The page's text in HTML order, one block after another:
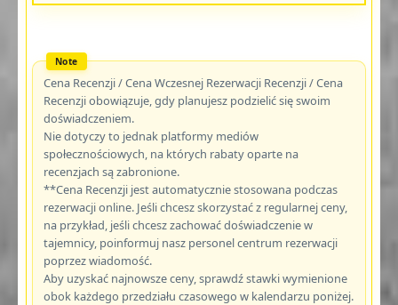
Cena Recenzji / Cena Wczesnej Rezerwacji Recenzji / Cena
Recenzji obowiązuje, gdy planujesz podzielić się swoim
doświadczeniem.
Nie dotyczy to jednak platformy mediów
społecznościowych, na których rabaty oparte na
recenzjach są zabronione.
**Cena Recenzji jest automatycznie stosowana podczas
rezerwacji online. Jeśli chcesz skorzystać z regularnej ceny,
na przykład, jeśli chcesz zachować doświadczenie w
tajemnicy, poinformuj nasz personel centrum rezerwacji
poprzez wiadomość.
Aby uzyskać najnowsze ceny, sprawdź stawki wymienione
obok każdego przedziału czasowego w kalendarzu poniżej.